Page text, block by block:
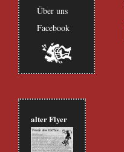
Über uns
Facebook
alter Flyer